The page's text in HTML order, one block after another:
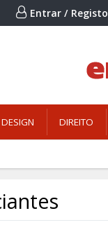
Entrar / Registo
DIREITO